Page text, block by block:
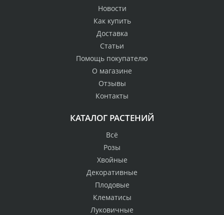
Новости
Как купить
Доставка
Статьи
Помощь покупателю
О магазине
Отзывы
Контакты
КАТАЛОГ РАСТЕНИЙ
Всё
Розы
Хвойные
Декоративные
Плодовые
Клематисы
Луковичные